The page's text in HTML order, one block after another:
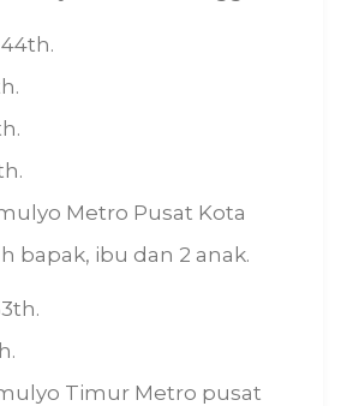
44th.
Metro Pusat Kota
bapak, ibu dan 2 anak.
Timur Metro pusat